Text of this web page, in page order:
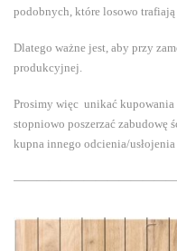
podobnych, które losowo trafiają
Dlatego ważne jest, aby przy
produkcyjnej.
Prosimy więc unikać
stopniowo poszerzać zabudowę
kupna innego odcienia/usłojenia